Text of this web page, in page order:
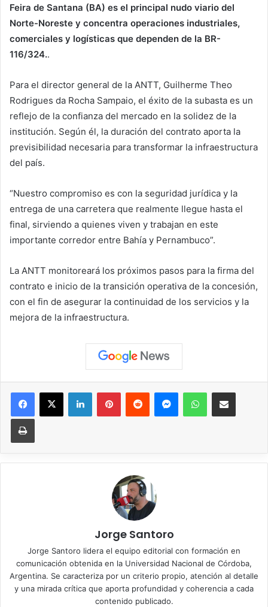
Feira de Santana (BA) es el principal nudo viario del
Norte-Noreste y concentra operaciones industriales,
comerciales y logísticas que dependen de la BR-
116/324..
Para el director general de la ANTT, Guilherme Theo
Rodrigues da Rocha Sampaio, el éxito de la subasta es un
reflejo de la confianza del mercado en la solidez de la
institución. Según él, la duración del contrato aporta la
previsibilidad necesaria para transformar la infraestructura
del país.
“Nuestro compromiso es con la seguridad jurídica y la
entrega de una carretera que realmente llegue hasta el
final, sirviendo a quienes viven y trabajan en este
importante corredor entre Bahía y Pernambuco”.
La ANTT monitoreará los próximos pasos para la firma del
contrato e inicio de la transición operativa de la concesión,
con el fin de asegurar la continuidad de los servicios y la
mejora de la infraestructura.
Facebook
X LinkedInPinterestReddit MessengerWhatsAppCompartir vía correo
Imprimir
Jorge Santoro
Jorge Santoro lidera el equipo editorial con formación en
comunicación obtenida en la Universidad Nacional de Córdoba,
Argentina. Se caracteriza por un criterio propio, atención al detalle
y una mirada crítica que aporta profundidad y coherencia a cada
contenido publicado.